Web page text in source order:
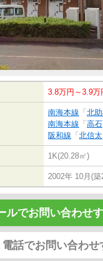
3.8万円～3.9万
南海本線 「 北
南海本線 「 高石
阪和線 「 北信太
1K(20.28㎡)
2002年 10月(築
ルでお問い合わせ
電話でお問い合わせ